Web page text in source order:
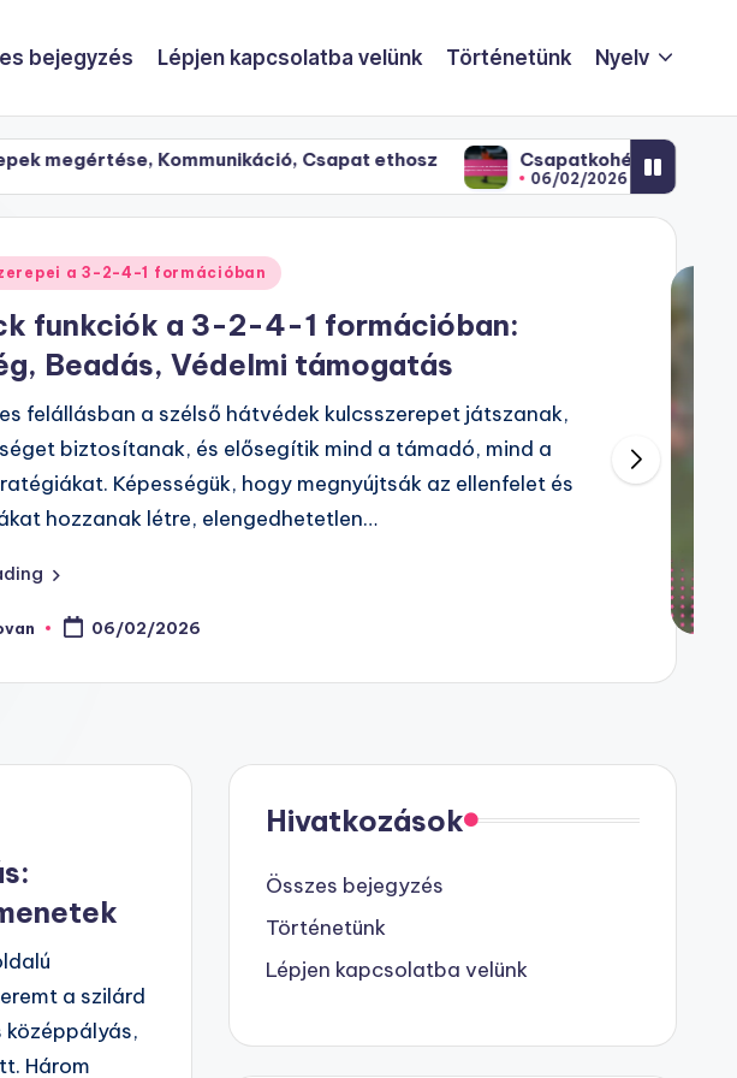
bejegyzés Lépjen kapcsolatba velünk Történetünk Nyelv
Kommunikáció, Csapat ethosz Csapatkohézió a 3-2-4-1-es
06/02/2026
a 3-2-4-1 formációban
funkciók a 3-2-4-1 formációban:
Beadás, Védelmi támogatás
felállásban a szélső hátvédek kulcsszerepet játszanak,
biztosítanak, és elősegítik mind a támadó, mind a
Képességük, hogy megnyújtsák az ellenfelet és
hozzanak létre, elengedhetetlen…
06/02/2026
a szilárd
középpályás,
Három
Hivatkozások
Összes bejegyzés
Történetünk
Lépjen kapcsolatba velünk